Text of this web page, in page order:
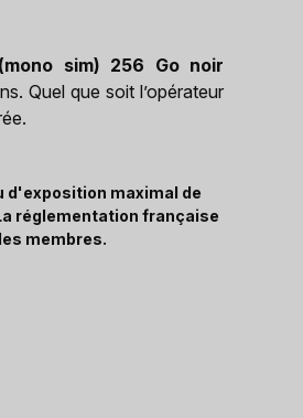
sim) 256 Go noir
Quel que soit l’opérateur
d'exposition maximal de
réglementation française
membres.